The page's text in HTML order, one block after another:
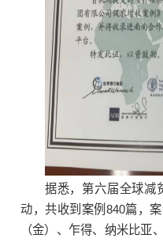
据悉，第六届全球减
动，共收到案例840篇，
（金）、乍得、纳米比亚